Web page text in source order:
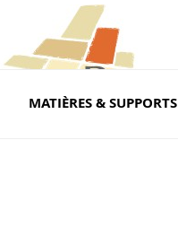
MATIÈRES & SUPPORTS